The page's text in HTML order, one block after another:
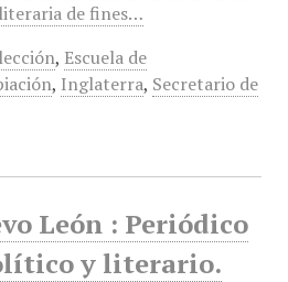
de fines…
, Escuela de
, Inglaterra, Secretario de
León : Periódico
y literario.